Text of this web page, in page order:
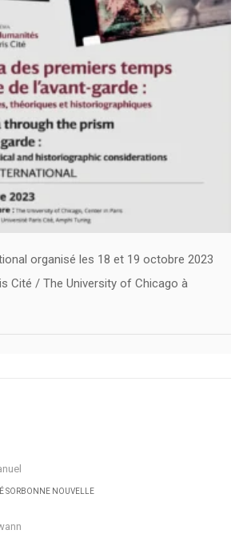
organisé les 18 et 19 octobre 2023
Cité / The University of Chicago à
SORBONNE NOUVELLE